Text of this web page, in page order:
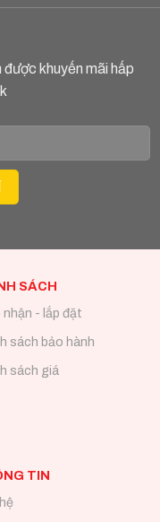
được khuyến mãi hấp
SÁCH
nhận - lắp đặt
sách bảo hành
sách giá
TIN